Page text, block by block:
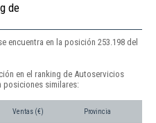
de
encuentra en la posición 253.198 del
en el ranking de Autoservicios
posiciones similares:
Ventas (€) Provincia